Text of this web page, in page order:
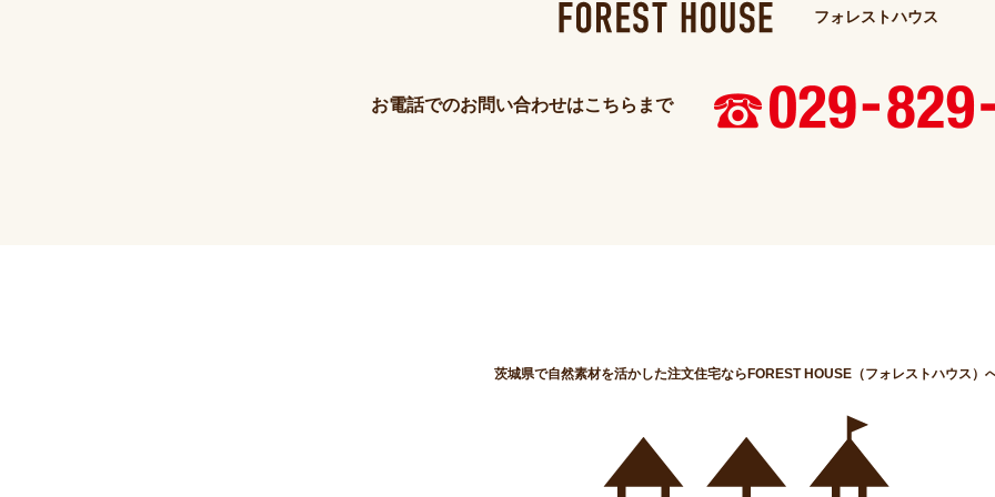
フォレストハウス
お電話でのお問い合わせはこちらまで
茨城県で自然素材を活かした注文住宅ならFOREST HOUSE（フォレストハウス）